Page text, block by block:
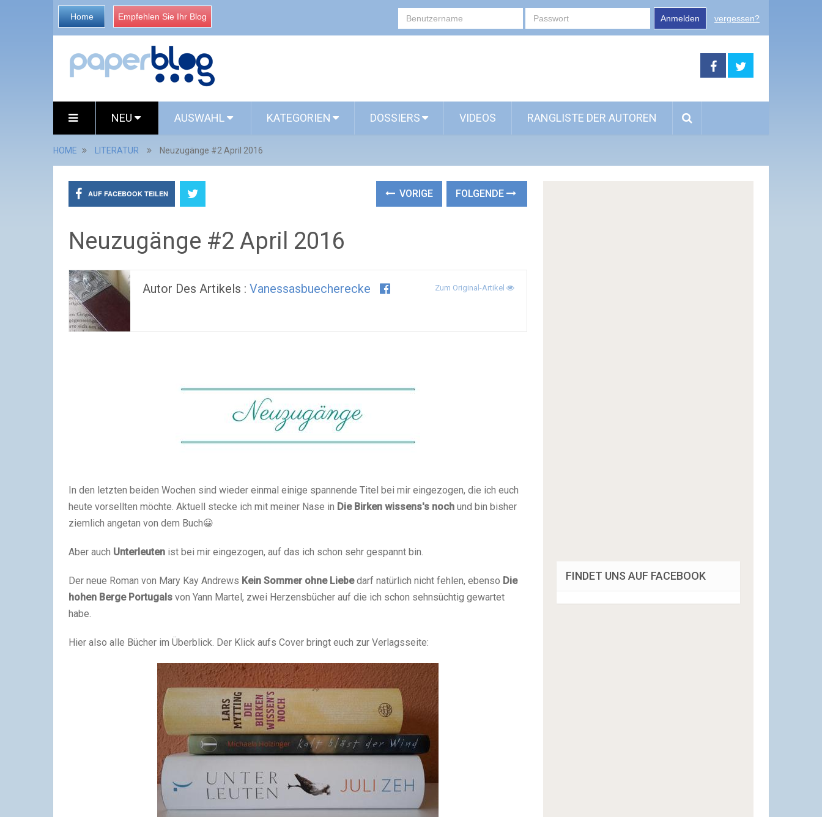
Home Empfehlen Sie Ihr Blog Anmelden vergessen?
NEU AUSWAHL KATEGORIEN DOSSIERS VIDEOS RANGLISTE DER AUTOREN
HOME LITERATUR Neuzugänge #2 April 2016
AUF FACEBOOK TEILEN VORIGE FOLGENDE
Neuzugänge #2 April 2016
Autor Des Artikels : Vanessasbuecherecke Zum Original-Artikel
In den letzten beiden Wochen sind wieder einmal einige spannende Titel bei mir eingezogen, die ich euch
heute vorsellten möchte. Aktuell stecke ich mit meiner Nase in Die Birken wissens's noch und bin bisher
ziemlich angetan von dem Buch😀
Aber auch Unterleuten ist bei mir eingezogen, auf das ich schon sehr gespannt bin.
Der neue Roman von Mary Kay Andrews Kein Sommer ohne Liebedarf natürlich nicht fehlen, ebenso Die
hohen Berge Portugals von Yann Martel, zwei Herzensbücher auf die ich schon sehnsüchtig gewartet
habe.
Hier also alle Bücher im Überblick. Der Klick aufs Cover bringt euch zur Verlagsseite:
FINDET UNS AUF FACEBOOK